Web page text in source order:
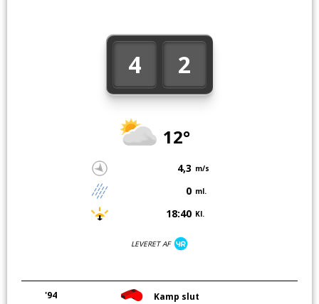
4 2
12°
4,3 m/s
0 ml.
18:40 Kl.
LEVERET AF
'94 Kamp slut